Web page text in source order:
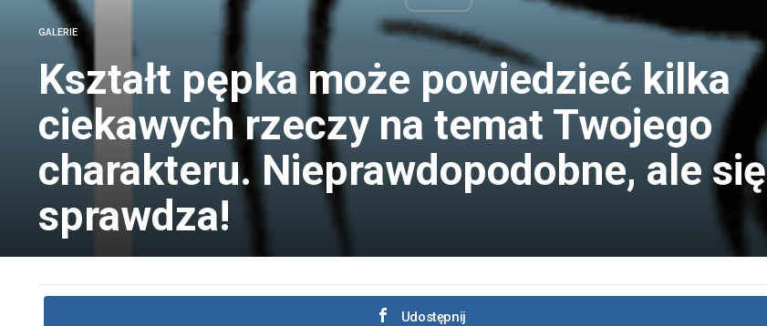
GALERIE
Kształt pępka może powiedzieć kilka
ciekawych rzeczy na temat Twojego
charakteru. Nieprawdopodobne, ale się
sprawdza!
Udostępnij